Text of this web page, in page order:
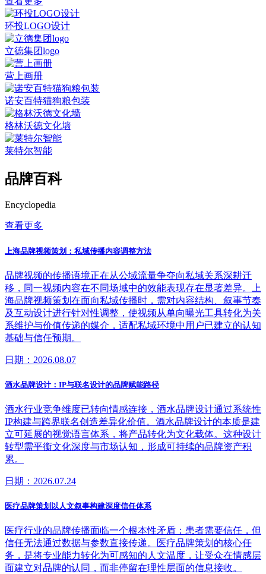
环投LOGO设计
立德集团logo
营上画册
诺安百特猫狗粮包装
格林沃德文化墙
莱特尔智能
品牌百科
Encyclopedia
查看更多
上海品牌视频策划：私域传播内容调整方法
品牌视频的传播语境正在从公域流量争夺向私域关系深耕迁
移，同一视频内容在不同场域中的效能表现存在显著差异。上
海品牌视频策划在面向私域传播时，需对内容结构、叙事节奏
及互动设计进行针对性调整，使视频从单向曝光工具转化为关
系维护与价值传递的媒介，适配私域环境中用户已建立的认知
基础与信任预期。
日期：2026.08.07
酒水品牌设计：IP与联名设计的品牌赋能路径
酒水行业竞争维度已转向情感连接，酒水品牌设计通过系统性
IP构建与跨界联名创造差异化价值。酒水品牌设计的本质是建
立可延展的视觉语言体系，将产品转化为文化载体。这种设计
转型需平衡文化深度与市场认知，形成可持续的品牌资产积
累。
日期：2026.07.24
医疗品牌策划以人文叙事构建深度信任体系
医疗行业的品牌传播面临一个根本性矛盾：患者需要信任，但
信任无法通过数据与参数直接传递。医疗品牌策划的核心任
务，是将专业能力转化为可感知的人文温度，让受众在情感层
面建立对品牌的认同，而非停留在理性层面的信息接收。